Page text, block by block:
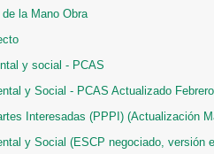
la Mano Obra
y social - PCAS
y Social - PCAS Actualizado
Interesadas (PPPI) (Actualización
y Social (ESCP negociado, versión